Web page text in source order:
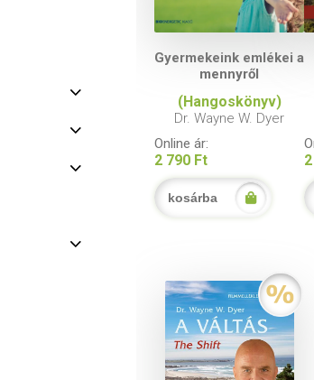
Gyermekeink emlékei a
mennyről
(Hangoskönyv)
Dr. Wayne W. Dyer
Online ár:
2 790 Ft
kosárba